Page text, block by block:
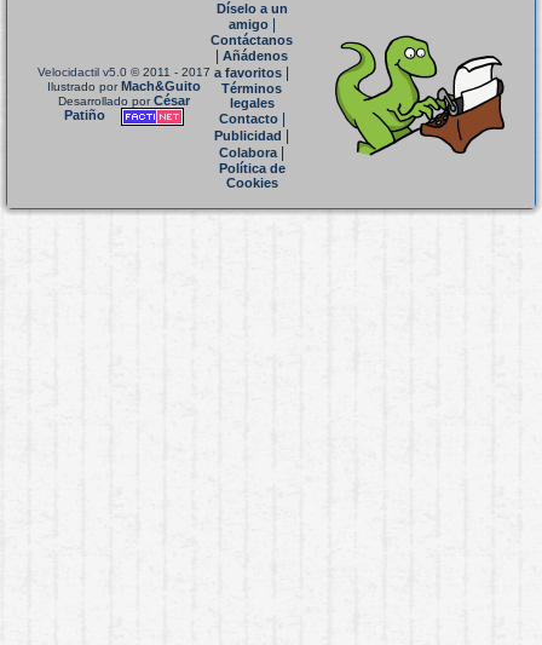
Velocidactil v5.0 © 2011 - 2017
Ilustrado porMach&Guito
Desarrollado porCésar
Patiño
Díselo a un
amigo|
Contáctanos
Añádenos
a favoritos
Términos
legales
Contacto|
Publicidad
Colabora|
Política de
Cookies